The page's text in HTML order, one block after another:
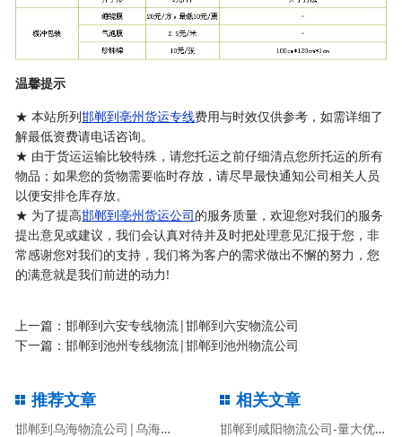
温馨提示
★ 本站所列邯郸到亳州货运专线费用与时效仅供参考，如需详细了
解最低资费请电话咨询。
★ 由于货运运输比较特殊，请您托运之前仔细清点您所托运的所有
物品；如果您的货物需要临时存放，请尽早最快通知公司相关人员
以便安排仓库存放。
★ 为了提高邯郸到亳州货运公司的服务质量，欢迎您对我们的服务
提出意见或建议，我们会认真对待并及时把处理意见汇报于您，非
常感谢您对我们的支持，我们将为客户的需求做出不懈的努力，您
的满意就是我们前进的动力!
上一篇：邯郸到六安专线物流|邯郸到六安物流公司
下一篇：邯郸到池州专线物流|邯郸到池州物流公司
推荐文章
邯郸到乌海物流公司|乌海专线
相关文章
邯郸到咸阳物流公司-量大优惠「价格优惠」